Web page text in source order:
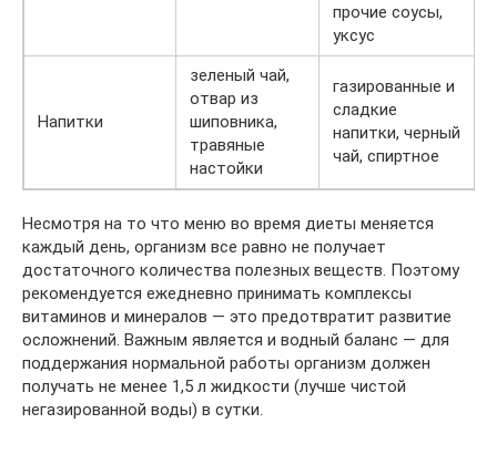
прочие соусы,
уксус
Напитки
зеленый чай,
отвар из
шиповника,
травяные
настойки
газированные и
сладкие
напитки, черный
чай, спиртное
Несмотря на то что меню во время диеты меняется
каждый день, организм все равно не получает
достаточного количества полезных веществ. Поэтому
рекомендуется ежедневно принимать комплексы
витаминов и минералов — это предотвратит развитие
осложнений. Важным является и водный баланс — для
поддержания нормальной работы организм должен
получать не менее 1,5 л жидкости (лучше чистой
негазированной воды) в сутки.